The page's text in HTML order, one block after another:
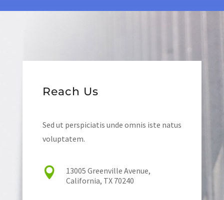
Reach Us
Sed ut perspiciatis unde omnis iste natus
voluptatem.

13005 Greenville Avenue,
California, TX 70240